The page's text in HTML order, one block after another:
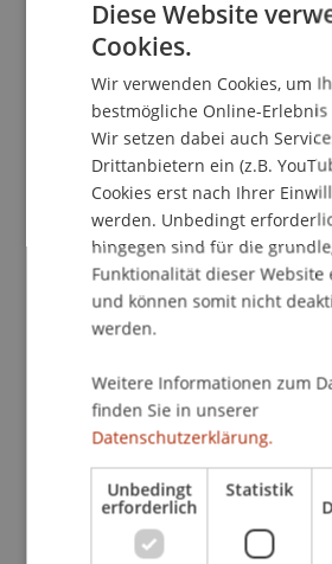
School/Professur:
Institut für Wirtschaftsinformatik
Die NKS Liechtenstein und
recht herzlich zur FP7-ICT-
Informationsveranstaltung an
Liechtenstein zu den
für Industriepartner ein.
Wir bieten Ihnen die
aktuelle Situation im EU-
Forschungsrahmenprogramm
Kommunikationstechnologien
informieren, sich aktiv
einen oder anderen Gedanken
Projektteilnehmern
Für weitere Fragen und die
Diese Website
Cookies.
Wir verwenden Cookies, um
bestmögliche Online-
Wir setzen dabei auch
Drittanbietern ein (z.B.
Cookies erst nach Ihrer
werden. Unbedingt
hingegen sind für die
Funktionalität dieser
und können somit nicht
werden.
Weitere Informationen zum
finden Sie in unserer
Datenschutzerklärung.
Unbedingt
erforderlich
Statistik